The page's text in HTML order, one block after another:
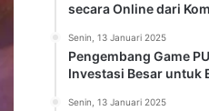
secara Online dari
Senin, 13 Januari 2025
Pengembang Game
Investasi Besar untuk
Senin, 13 Januari 2025